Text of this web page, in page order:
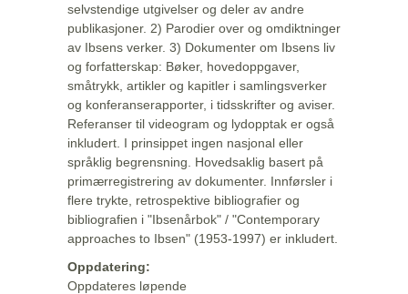
selvstendige utgivelser og deler av andre
publikasjoner. 2) Parodier over og omdiktninger
av Ibsens verker. 3) Dokumenter om Ibsens liv
og forfatterskap: Bøker, hovedoppgaver,
småtrykk, artikler og kapitler i samlingsverker
og konferanserapporter, i tidsskrifter og aviser.
Referanser til videogram og lydopptak er også
inkludert. I prinsippet ingen nasjonal eller
språklig begrensning. Hovedsaklig basert på
primærregistrering av dokumenter. Innførsler i
flere trykte, retrospektive bibliografier og
bibliografien i "Ibsenårbok" / "Contemporary
approaches to Ibsen" (1953-1997) er inkludert.
Oppdatering:
Oppdateres løpende